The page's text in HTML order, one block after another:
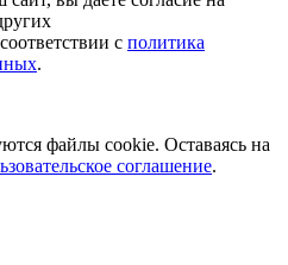
с политика
.
файлы cookie. Оставаясь на
соглашение.